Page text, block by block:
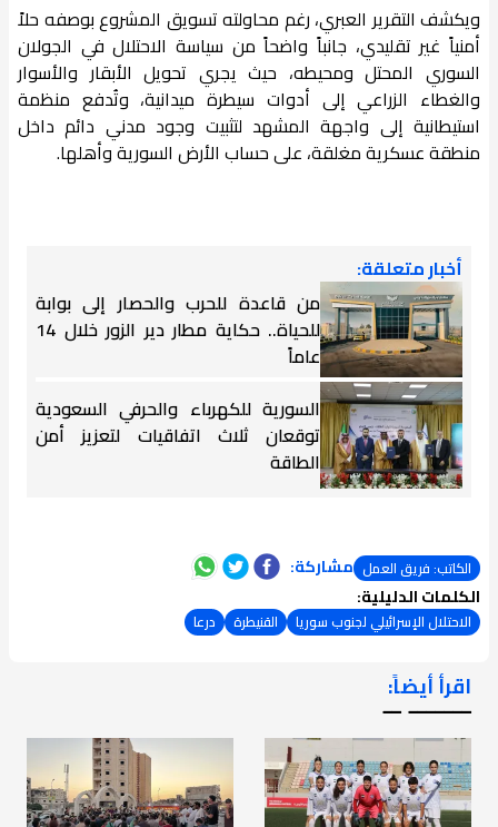
ويكشف التقرير العبري، رغم محاولته تسويق المشروع بوصفه حلاً
أمنياً غير تقليدي، جانباً واضحاً من سياسة الاحتلال في الجولان
السوري المحتل ومحيطه، حيث يجري تحويل الأبقار والأسوار
والغطاء الزراعي إلى أدوات سيطرة ميدانية، وتُدفع منظمة
استيطانية إلى واجهة المشهد لتثبيت وجود مدني دائم داخل
منطقة عسكرية مغلقة، على حساب الأرض السورية وأهلها.
أخبار متعلقة:
من قاعدة للحرب والحصار إلى بوابة
للحياة.. حكاية مطار دير الزور خلال 14
عاماً
السورية للكهرباء والحرفي السعودية
توقعان ثلاث اتفاقيات لتعزيز أمن
الطاقة
الكاتب: فريق العمل مشاركة:
الكلمات الدليلية:
الاحتلال الإسرائيلي لجنوب سوريا القنيطرة درعا
اقرأ أيضاً:
ـــــــ ــ